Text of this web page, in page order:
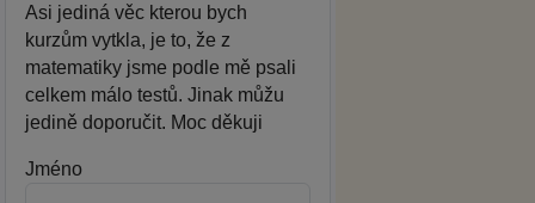
Asi jediná věc kterou bych
kurzům vytkla, je to, že z
matematiky jsme podle mě psali
celkem málo testů. Jinak můžu
jedině doporučit. Moc děkuji
Jméno